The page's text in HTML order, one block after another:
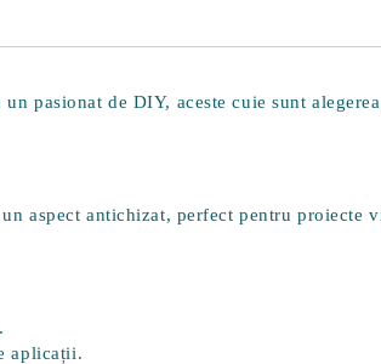
pasionat de DIY, aceste cuie sunt
aspect antichizat, perfect pentru proiecte
aplicații.